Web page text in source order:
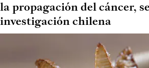
la propagación del cáncer,
investigación chilena